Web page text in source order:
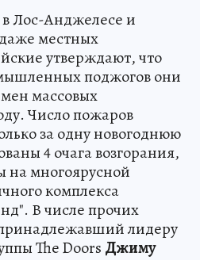
Лос-Анджелесе и
местных
утверждают, что
поджогов они
массовых
Число пожаров
за одну новогоднюю
4 очага возгорания,
на многоярусной
комплекса
В числе прочих
лидеру
The Doors Джиму